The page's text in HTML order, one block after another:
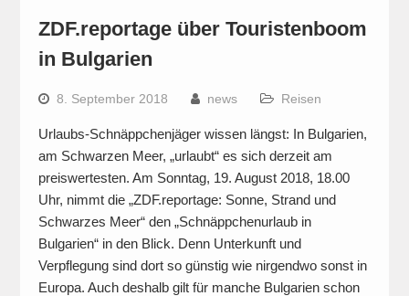
ZDF.reportage über Touristenboom
in Bulgarien
8. September 2018 news Reisen
Urlaubs-Schnäppchenjäger wissen längst: In Bulgarien,
am Schwarzen Meer, „urlaubt“ es sich derzeit am
preiswertesten. Am Sonntag, 19. August 2018, 18.00
Uhr, nimmt die „ZDF.reportage: Sonne, Strand und
Schwarzes Meer“ den „Schnäppchenurlaub in
Bulgarien“ in den Blick. Denn Unterkunft und
Verpflegung sind dort so günstig wie nirgendwo sonst in
Europa. Auch deshalb gilt für manche Bulgarien schon